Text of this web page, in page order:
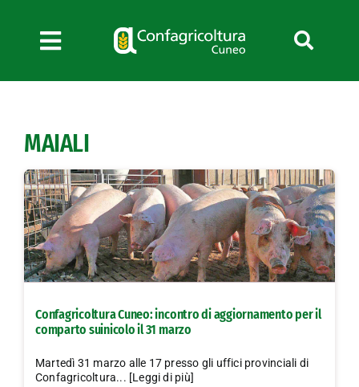
contenuto
Toggle
Navigation
News
Bandi
Formazione
Convenzioni
L’Agricoltore cuneese
Lavora con noi
MAIALI
Confagricoltura Cuneo: incontro di aggiornamento per il
comparto suinicolo il 31 marzo
Martedì 31 marzo alle 17 presso gli uffici provinciali di
Confagricoltura... [Leggi di più]